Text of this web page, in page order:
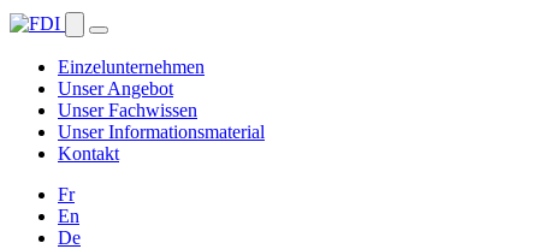
Einzelunternehmen
Unser Angebot
Unser Fachwissen
Unser Informationsmaterial
Kontakt
Fr
En
De